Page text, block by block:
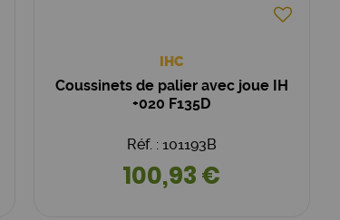
IHC
Coussinets de palier avec joue IH
+020 F135D
Réf. : 101193B
100,93 €